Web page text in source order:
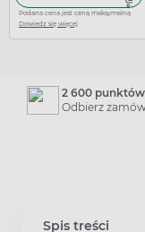
Podana cena jest ceną maksymalną
Dowiedz się więcej
2 600
Odbierz
Spis treści